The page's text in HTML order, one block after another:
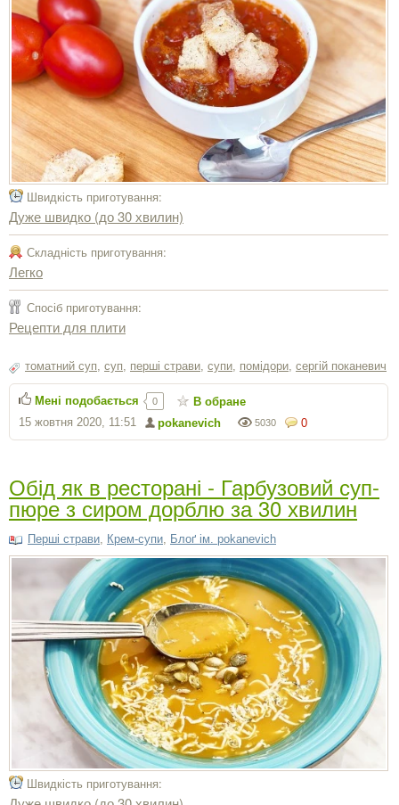
Швидкість приготування:
Дуже швидко (до 30 хвилин)
Складність приготування:
Легко
Спосіб приготування:
Рецепти для плити
томатний суп суп перші страви супи помідори сергiй поканевич
0
5030
pokanevich
15 жовтня 2020, 11:51
Мені подобається 0 В обране
Обід як в ресторані - Гарбузовий суп-
пюре з сиром дорблю за 30 хвилин
Перші страви Крем-супи Блоґ ім. pokanevich
Швидкість приготування: